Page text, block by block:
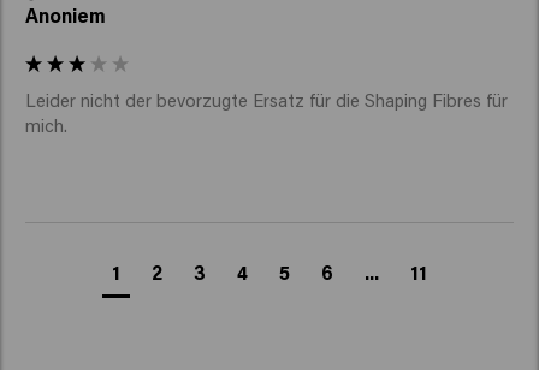
Anoniem
Leider nicht der bevorzugte Ersatz für die Shaping Fibres für
mich.
1 2 3 4 5 6 ... 11